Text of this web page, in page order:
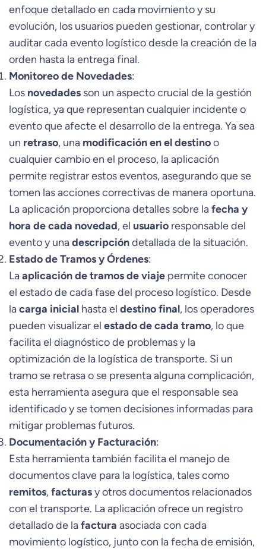
enfoque detallado en cada movimiento y su
evolución, los usuarios pueden gestionar, controlar y
auditar cada evento logístico desde la creación de la
orden hasta la entrega final.
Monitoreo de Novedades:
Los novedades son un aspecto crucial de la gestión
logística, ya que representan cualquier incidente o
evento que afecte el desarrollo de la entrega. Ya sea
un retraso, una modificación en el destinoo
cualquier cambio en el proceso, la aplicación
permite registrar estos eventos, asegurando que se
tomen las acciones correctivas de manera oportuna.
La aplicación proporciona detalles sobre lafecha y
hora de cada novedad, el usuario responsable del
evento y unadescripcióndetallada de la situación.
Estado de Tramos y Órdenes:
Laaplicación de tramos de viaje permite conocer
el estado de cada fase del proceso logístico. Desde
lacarga inicial hasta el destino final, los operadores
pueden visualizar el estado de cada tramo, lo que
facilita el diagnóstico de problemas y la
optimización de la logística de transporte. Si un
tramo se retrasa o se presenta alguna complicación,
esta herramienta asegura que el responsable sea
identificado y se tomen decisiones informadas para
mitigar problemas futuros.
Documentación y Facturación:
Esta herramienta también facilita el manejo de
documentos clave para la logística, tales como
remitos,facturasy otros documentos relacionados
con el transporte. La aplicación ofrece un registro
detallado de lafactura asociada con cada
movimiento logístico, junto con la fecha de emisión,